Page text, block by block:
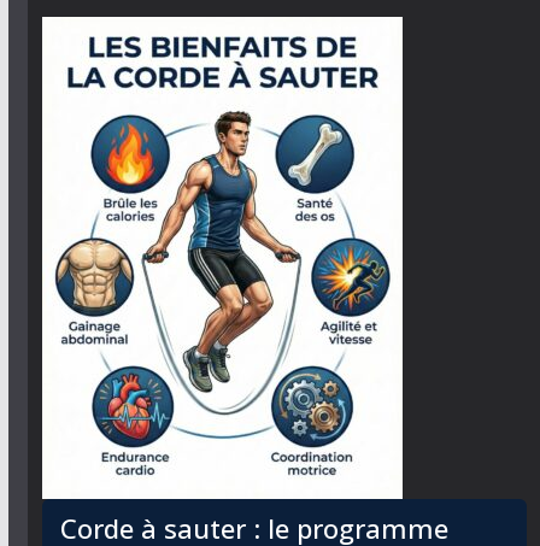
Corde à sauter : le programme